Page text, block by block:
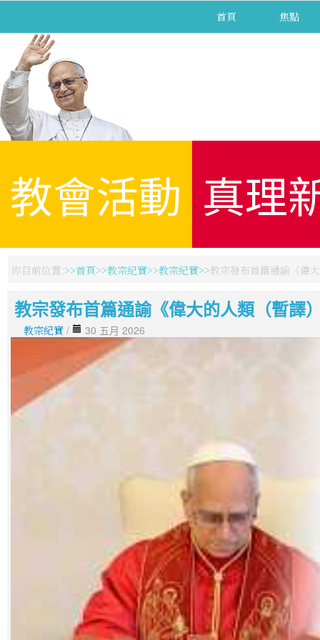
首頁 焦點
教會活動 真理
你目前位置: 首頁 教宗紀實 教宗紀實 教宗發布首篇通諭《偉
教宗發布首篇通諭《偉大的人類（暫譯
教宗紀實 / 30 五月 2026